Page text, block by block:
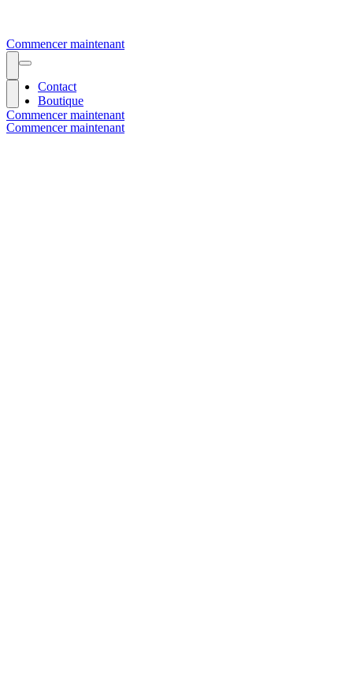
Commencer maintenant
Commencer maintenant
Contact
Boutique
Commencer maintenant